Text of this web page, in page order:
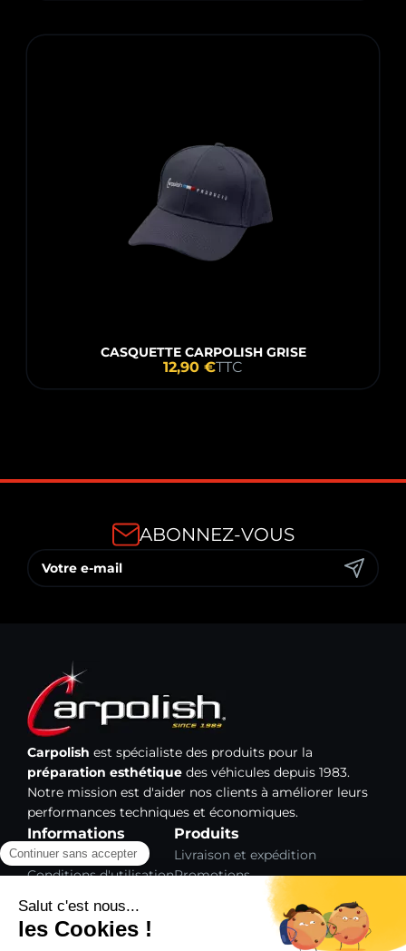
CASQUETTE CARPOLISH GRISE
12,90 €TTC
ABONNEZ-VOUS
Carpolish est spécialiste des produits pour la
préparation esthétique des véhicules depuis 1983.
Notre mission est d'aider nos clients à améliorer leurs
performances techniques et économiques.
Informations
Mentions légales
Conditions d'utilisation
Gestion des cookies
Plan du site
Produits
Livraison et expédition
Promotions
Nouveaux produits
Meilleures ventes